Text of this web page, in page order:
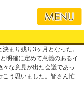
まり残り3ヶ月となった。
明確に定めて意義のあるイ
な意見が出た会議であっ
こう思いました。皆さん忙